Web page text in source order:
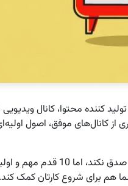
کننده محتوا، کانال ویدیویی
کانال‌های موفق، اصول
مراحلی که در زیر عنوان می‌کنیم، شاید برای
هم برای شروع کارتان کمک کند.